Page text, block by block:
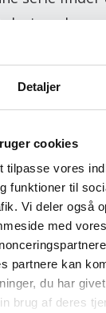
Detaljer
cookies
tilpasse vores
funktioner til
Vi deler også
med
partnere kan
du har
brug af deres
der
forrige
hvad der er